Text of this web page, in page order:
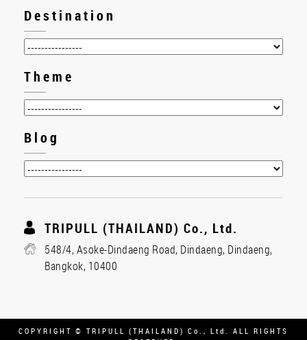
Destination
Theme
Blog
TRIPULL (THAILAND) Co., Ltd.
548/4, Asoke-Dindaeng Road, Dindaeng, Dindaeng,
Bangkok, 10400
COPYRIGHT © TRIPULL (THAILAND) Co., Ltd. ALL RIGHTS